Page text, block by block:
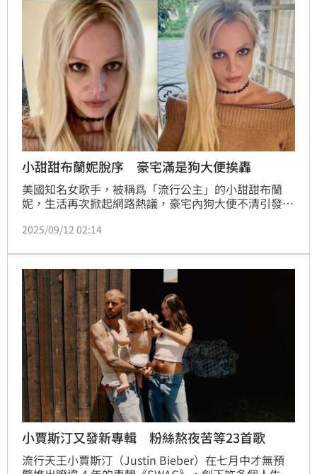
小甜甜布蘭妮脫序 豪宅滿是狗大便挨轟
美國知名女歌手，被稱爲「流行公主」的小甜甜布蘭
妮，生活再次掀起網路熱議，豪宅內狗大便不清引發關
話題，網友直呼：離譜到極點！林宜君
2025/09/12 02:14
小賈斯汀又發新專輯 粉絲熬夜苦等23首歌
流行天王小賈斯汀（Justin Bieber）在七月中才無預